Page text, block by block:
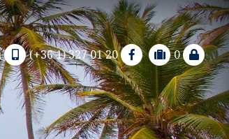
(+36 1) 327 01 20 0